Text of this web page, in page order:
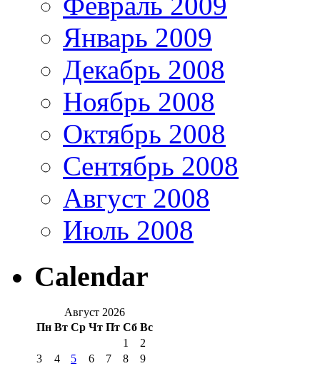
Январь 2009
Декабрь 2008
Ноябрь 2008
Октябрь 2008
Сентябрь 2008
Август 2008
Июль 2008
Calendar
Август 2026
Пн Вт Ср Чт Пт Сб Вс
1
2
3
4 5 6 7 8
9